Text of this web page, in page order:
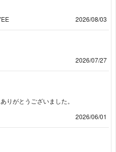
2026/08/03
2026/07/27
りがとうございました。
2026/06/01